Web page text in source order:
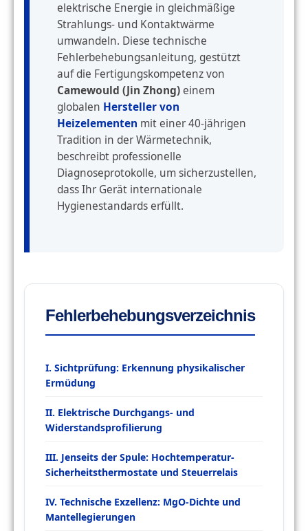
elektrische Energie in gleichmäßige
Strahlungs- und Kontaktwärme
umwandeln. Diese technische
Fehlerbehebungsanleitung, gestützt
auf die Fertigungskompetenz von
Camewould (Jin Zhong)einem
globalen Hersteller von
Heizelementen mit einer 40-jährigen
Tradition in der Wärmetechnik,
beschreibt professionelle
Diagnoseprotokolle, um sicherzustellen,
dass Ihr Gerät internationale
Hygienestandards erfüllt.
Fehlerbehebungsverzeichnis
I. Sichtprüfung: Erkennung physikalischer
Ermüdung
II. Elektrische Durchgangs- und
Widerstandsprofilierung
III. Jenseits der Spule: Hochtemperatur-
Sicherheitsthermostate und Steuerrelais
IV. Technische Exzellenz: MgO-Dichte und
Mantellegierungen